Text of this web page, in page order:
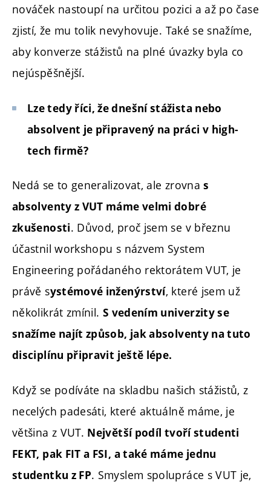
nováček nastoupí na určitou pozici a až po čase
zjistí, že mu tolik nevyhovuje. Také se snažíme,
aby konverze stážistů na plné úvazky byla co
nejúspěšnější.
Lze tedy říci, že dnešní stážista nebo
absolvent je připravený na práci v high-
tech firmě?
Nedá se to generalizovat, ale zrovnas
absolventy z VUT máme velmi dobré
zkušenosti. Důvod, proč jsem se v březnu
účastnil workshopu s názvem System
Engineering pořádaného rektorátem VUT, je
právě systémové inženýrství, které jsem už
několikrát zmínil. S vedením univerzity se
snažíme najít způsob, jak absolventy na tuto
disciplínu připravit ještě lépe.
Když se podíváte na skladbu našich stážistů, z
necelých padesáti, které aktuálně máme, je
většina z VUT. Největší podíl tvoří studenti
FEKT, pak FIT a FSI, a také máme jednu
studentku z FP. Smyslem spolupráce s VUT je,